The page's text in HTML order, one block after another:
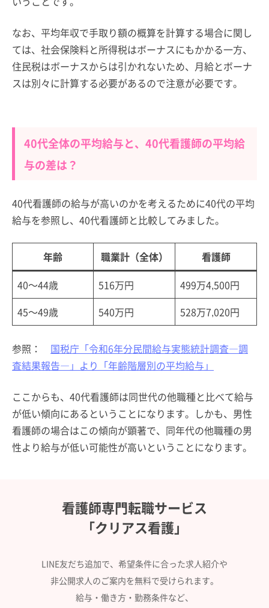
なお、平均年収で手取り額の概算を計算する場合に関し
ては、社会保険料と所得税はボーナスにもかかる一方、
住民税はボーナスからは引かれないため、月給とボーナ
スは別々に計算する必要があるので注意が必要です。
40代全体の平均給与と、40代看護師の平均給
与の差は？
40代看護師の給与が高いのかを考えるために40代の平均
給与を参照し、40代看護師と比較してみました。
年齢 職業計（全体）
看護師
40～44歳
516万円
499万4,500円
45～49歳
540万円 528万7,020円
参照： 国税庁「令和6年分民間給与実態統計調査―調
査結果報告―」より「年齢階層別の平均給与」
ここからも、40代看護師は同世代の他職種と比べて給与
が低い傾向にあるということになります。しかも、男性
看護師の場合はこの傾向が顕著で、同年代の他職種の男
性より給与が低い可能性が高いということになります。
看護師専門転職サービス
「クリアス看護」
LINE友だち追加で、希望条件に合った求人紹介や
非公開求人のご案内を無料で受けられます。
給与・働き方・勤務条件など、